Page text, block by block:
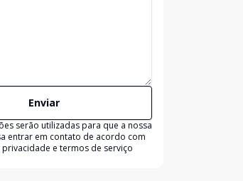
Enviar
serão utilizadas para que a nossa
entrar em contato de acordo com
e termos de serviço